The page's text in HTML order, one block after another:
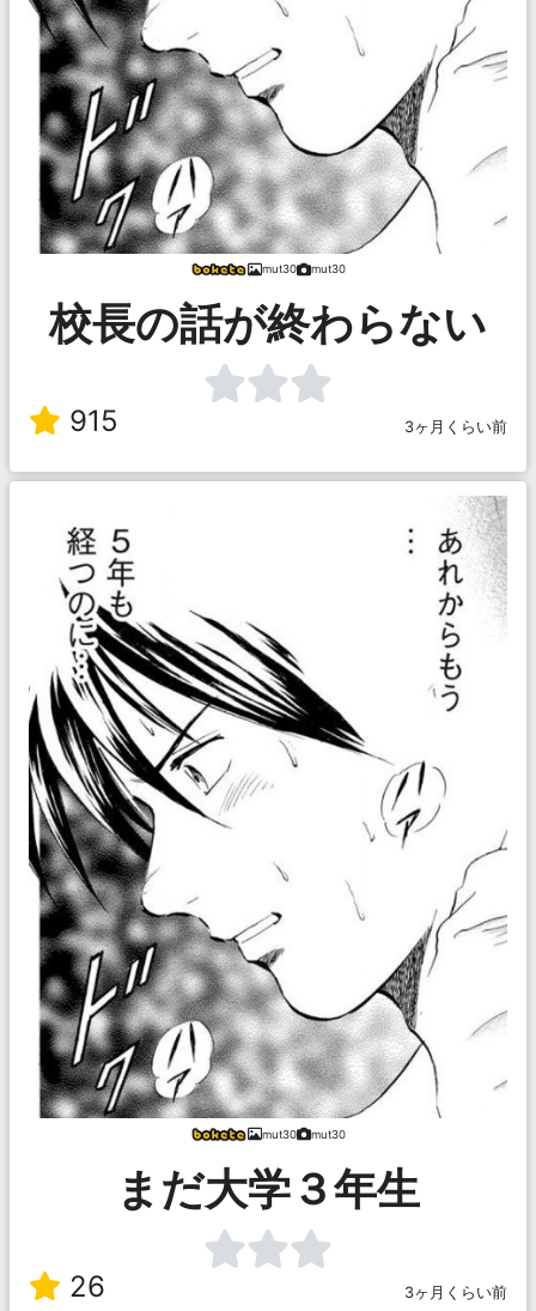
mut30 mut30
校長の話が終わらない
915 3ヶ月くらい前
mut30 mut30
まだ大学３年生
26 3ヶ月くらい前